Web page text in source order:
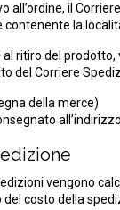
all’ordine, il
la
ritiro del prodotto,
del Corriere
della merce)
vengono
costo della